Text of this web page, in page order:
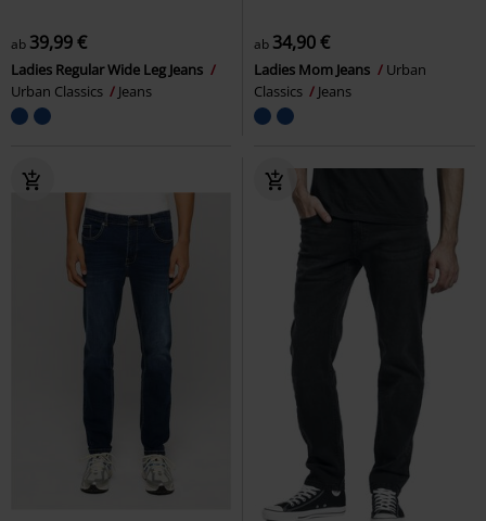
ab 39,99 €
Ladies Regular Wide Leg Jeans
Urban Classics
Jeans
ab 34,90 €
Ladies Mom Jeans
Urban
Classics
Jeans